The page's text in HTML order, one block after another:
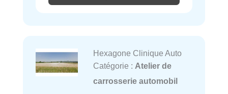
Hexagone Clinique Auto
Catégorie : Atelier de
carrosserie automobil